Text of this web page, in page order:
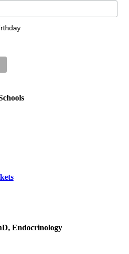
Endocrinology